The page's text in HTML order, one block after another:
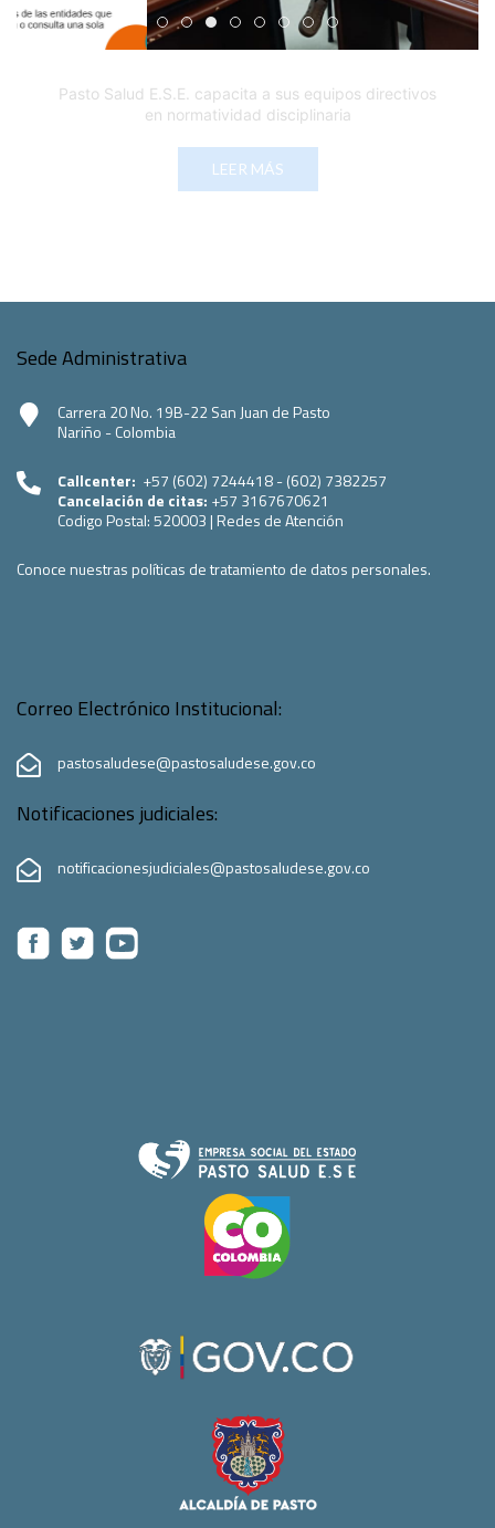
Edicto Emplazatorio a los Afiliados en el Régimen
Pasto Salud ESE lidera gestión institucional
Pasto Salud E.S.E. capacita a sus equipos
Último día para inscripciones en
Viceministro garantiza
Mil pesos que salvan vidas:
Cápsula 18-26 - Reporte
Cápsula 17-26 -
Pasto Salud E.S.E. capacita a sus equipos directivos
en normatividad disciplinaria
LEER MÁS
Sede Administrativa
Carrera 20 No. 19B-22 San Juan de Pasto
Nariño - Colombia
Callcenter: +57 (602) 7244418 - (602) 7382257
Cancelación de citas: +57 3167670621
Codigo Postal:520003 | Redes de Atención
Conoce nuestras políticas de tratamiento de datos personales.
Correo Electrónico Institucional:
pastosaludese@pastosaludese.gov.co
Notificaciones judiciales:
notificacionesjudiciales@pastosaludese.gov.co